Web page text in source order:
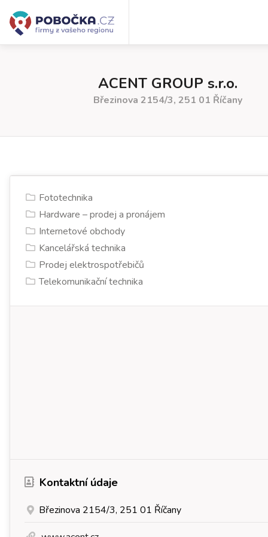
ACENT GROUP s.r.o.
Březinova 2154/3, 251 01 Říčany
Fototechnika
Hardware – prodej a pronájem
Internetové obchody
Kancelářská technika
Prodej elektrospotřebičů
Telekomunikační technika
Kontaktní údaje
Březinova 2154/3, 251 01 Říčany